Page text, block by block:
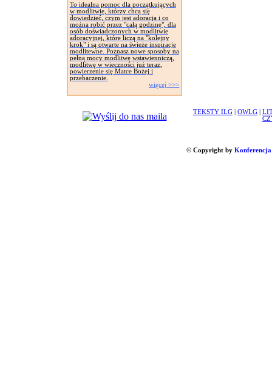
To idealna pomoc dla początkujących
w modlitwie, którzy chcą się
dowiedzieć, czym jest adoracja i co
można robić przez "całą godzinę", dla
osób doświadczonych w modlitwie
adoracyjnej, które liczą na "kolejny
krok" i są otwarte na świeże inspiracje
modlitewne. Poznasz nowe sposoby na
pełną mocy modlitwę wstawienniczą,
modlitwę w wieczności już teraz,
powierzenie się Matce Bożej i
przebaczenie.
więcej >>>
TEKSTY ILG OWLG
© Copyright by Konferencja